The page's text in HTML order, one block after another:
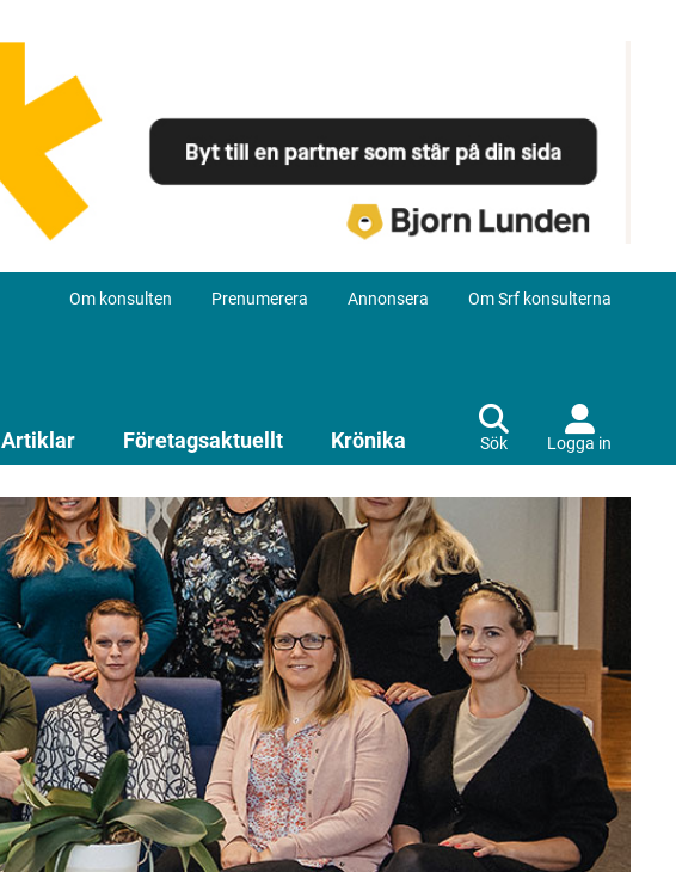
Om konsulten Prenumerera Annonsera Om Srf konsulterna
Artiklar Företagsaktuellt Krönika Sök Logga in